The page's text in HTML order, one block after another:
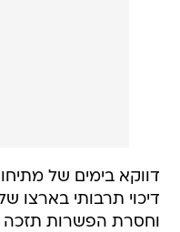
דווקא בימים של
דיכוי תרבותי בארצו
וחסרת הפשרות